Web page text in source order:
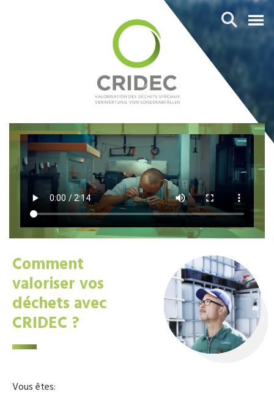
Comment
valoriser vos
déchets avec
CRIDEC ?
Vous êtes: